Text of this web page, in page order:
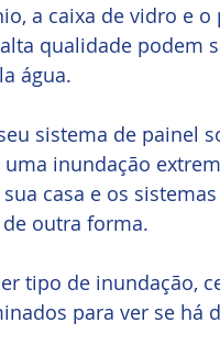
a caixa de vidro e
qualidade podem
água.
sistema de painel
inundação
casa e os
outra forma.
tipo de inundação,
para ver se há